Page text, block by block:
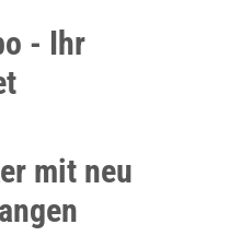
- Ihr
mit neu